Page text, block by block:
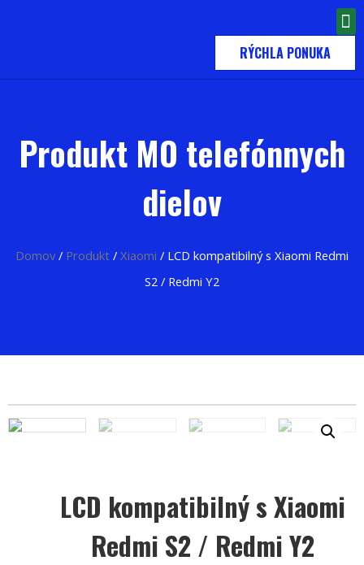
RÝCHLA PONUKA
Produkt MO telefónnych
dielov
Domov / Produkt / Xiaomi / LCD kompatibilný s Xiaomi Redmi
S2 / Redmi Y2
LCD kompatibilný s Xiaomi
Redmi S2 / Redmi Y2